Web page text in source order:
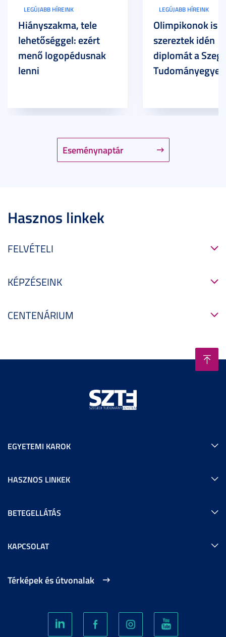
Eseménynaptár
LEGÚJABB HÍREINK
Hiányszakma, tele
lehetőséggel: ezért
menő logopédusnak
lenni
LEGÚJABB HÍREINK
Olimpikonok is
szereztek idén
diplomát a
Hasznos linkek
FELVÉTELI
KÉPZÉSEINK
CENTENÁRIUM
EGYETEMI KAROK
HASZNOS LINKEK
BETEGELLÁTÁS
KAPCSOLAT
Térképek és útvonalak